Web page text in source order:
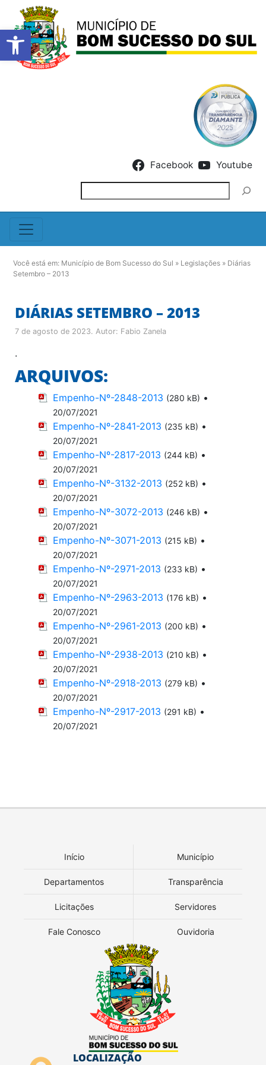
Barra de Ferramentas
Facebook Youtube
Você está em: Município de Bom Sucesso do Sul » Legislações » Diárias
Setembro – 2013
DIÁRIAS SETEMBRO – 2013
7 de agosto de 2023. Autor: Fabio Zanela
.
ARQUIVOS:
Empenho-Nº-2848-2013 (280 kB) •
20/07/2021
Empenho-Nº-2841-2013 (235 kB) •
20/07/2021
Empenho-Nº-2817-2013 (244 kB) •
20/07/2021
Empenho-Nº-3132-2013 (252 kB) •
20/07/2021
Empenho-Nº-3072-2013 (246 kB) •
20/07/2021
Empenho-Nº-3071-2013 (215 kB) •
20/07/2021
Empenho-Nº-2971-2013 (233 kB) •
20/07/2021
Empenho-Nº-2963-2013 (176 kB) •
20/07/2021
Empenho-Nº-2961-2013 (200 kB) •
20/07/2021
Empenho-Nº-2938-2013 (210 kB) •
20/07/2021
Empenho-Nº-2918-2013 (279 kB) •
20/07/2021
Empenho-Nº-2917-2013 (291 kB) •
20/07/2021
Início Município
Departamentos Transparência
Licitações Servidores
Fale Conosco Ouvidoria
LOCALIZAÇÃO